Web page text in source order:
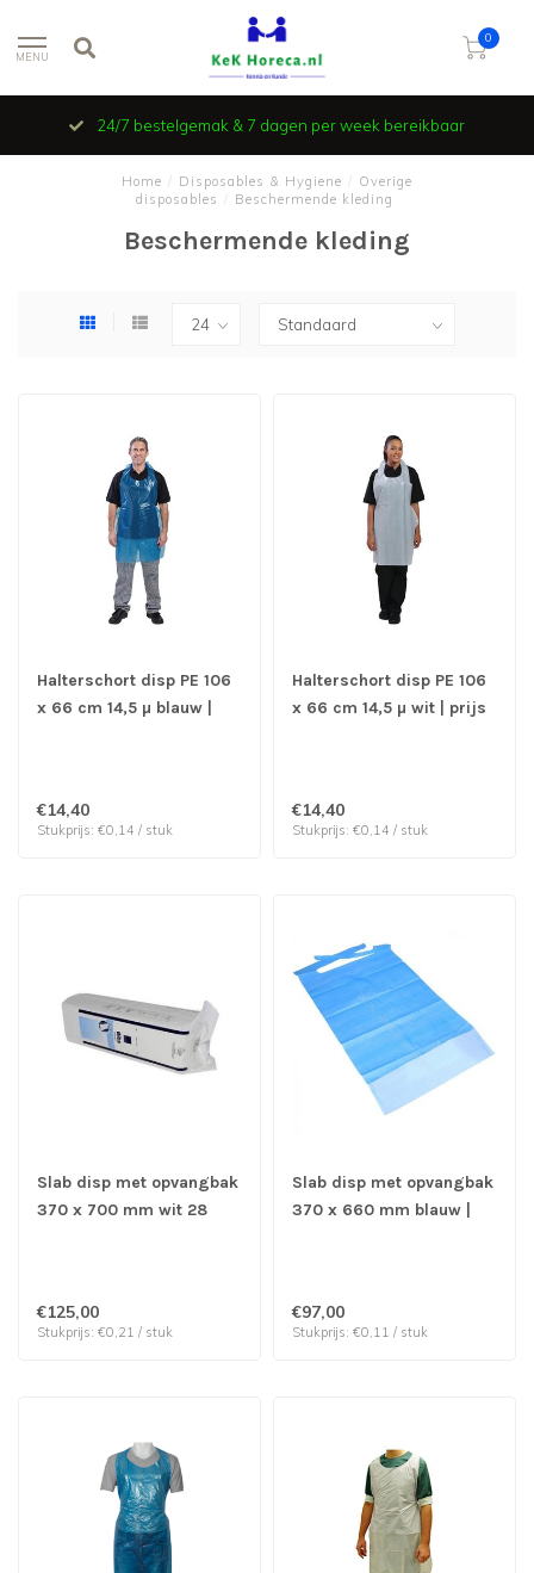
MENU
0
24/7 bestelgemak & 7 dagen per week bereikbaar
Home Disposables & Hygiene
Overige
disposables
Beschermende kleding
Beschermende kleding
Halterschort disp PE 106
x 66 cm 14,5 µ blauw |
€14,40
Stukprijs: €0,14 / stuk
Halterschort disp PE 106
x 66 cm 14,5 µ wit | prijs
€14,40
Stukprijs: €0,14 / stuk
Slab disp met opvangbak
370 x 700 mm wit 28
€125,00
Stukprijs: €0,21 / stuk
Slab disp met opvangbak
370 x 660 mm blauw |
€97,00
Stukprijs: €0,11 / stuk